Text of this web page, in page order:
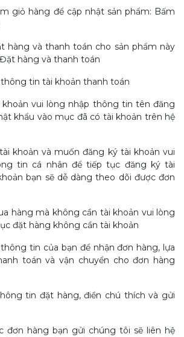
giỏ hàng để cập nhật sản phẩm: Bấm
hàng và thanh toán cho sản phẩm này
hàng và thanh toán
tin tài khoản thanh toán
khoản vui lòng nhập thông tin tên đăng
khẩu vào mục đã có tài khoản trên hệ
khoản và muốn đăng ký tài khoản vui
tin cá nhân để tiếp tục đăng ký tài
bạn sẽ dễ dàng theo dõi được đơn
hàng mà không cần tài khoản vui lòng
đặt hàng không cần tài khoản
tin của bạn để nhận đơn hàng, lựa
toán và vận chuyển cho đơn hàng
tin đặt hàng, điền chú thích và gửi
đơn hàng bạn gửi chúng tôi sẽ liên hệ